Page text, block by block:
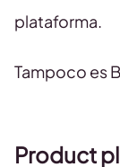
plataforma.
Tampoco es
Product